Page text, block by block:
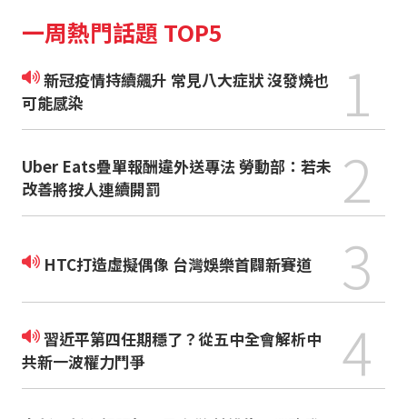
一周熱門話題 TOP5
新冠疫情持續飆升 常見八大症狀 沒發燒也
可能感染
1
Uber Eats疊單報酬違外送專法 勞動部：若未
改善將按人連續開罰
2
HTC打造虛擬偶像 台灣娛樂首闢新賽道 3
習近平第四任期穩了？從五中全會解析中
共新一波權力鬥爭
4